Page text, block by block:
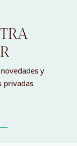
y
privadas